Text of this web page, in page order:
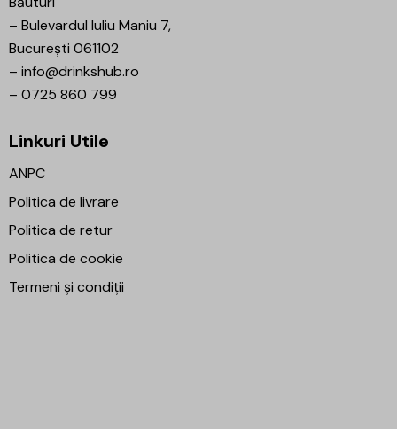
– Bulevardul Iuliu Maniu 7,
București 061102
– info@drinkshub.ro
– 0725 860 799
Linkuri Utile
ANPC
Politica de livrare
Politica de retur
Politica de cookie
Termeni și condiții